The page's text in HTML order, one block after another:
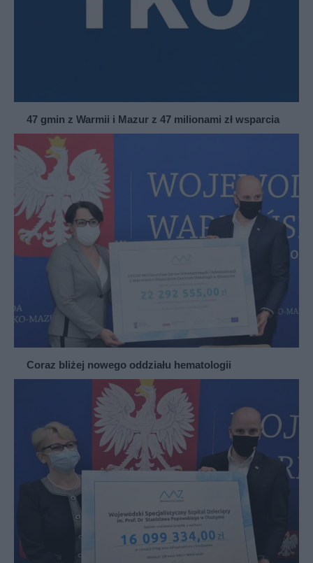
47 gmin z Warmii i Mazur z 47 milionami zł wsparcia
Coraz bliżej nowego oddziału hematologii